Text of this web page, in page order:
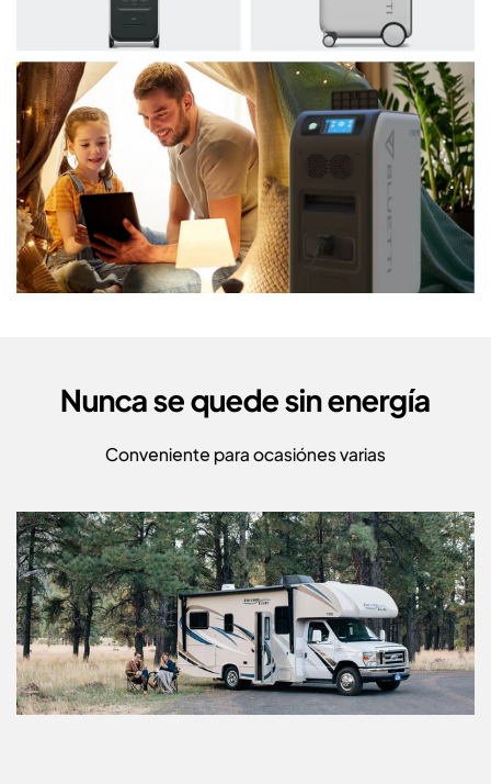
Nunca se quede sin energía
Conveniente para ocasiónes varias